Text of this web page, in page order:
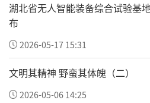
湖北省无人智能装备综合试验基
布
2026-05-17 15:31
文明其精神 野蛮其体魄（二）
2026-05-06 14:25